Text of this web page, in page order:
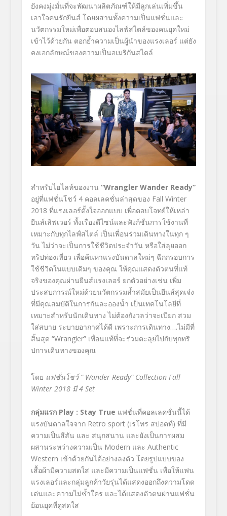
ยังคงมุ่งมั่นที่จะพัฒนาผลิตภัณฑ์ให้มีลูกเล่นเพิ่มขึ้น
เอาใจคนรักยีนส์ โดยผสานทั้งความเป็นแฟชั่นและ
นวัตกรรมใหม่เพื่อตอบสนองไลฟ์สไตล์ของคนยุคใหม่
เข้าไว้ด้วยกัน ตอกย้ำความเป็นผู้นำของแรงเลอร์ แต่ยัง
คงเอกลักษณ์ของความเป็นอเมริกันสไตล์
สำหรับไฮไลท์ของงาน “Wrangler Wander Ready”
อยู่ที่แฟชั่นโชว์ 4 คอลเลคชั่นล่าสุดของ Fall Winter
2018 ที่แรงเลอร์ตั้งใจออกแบบ เพื่อตอบโจทย์ให้เหล่า
ยีนส์เลิฟเวอร์ ทั้งเรื่องดีไซน์และฟังก์ชั่นการใช้งานที่
เหมาะกับทุกไลฟ์สไตล์ เป็นเพื่อนร่วมเดินทางในทุก ๆ
วัน ไม่ว่าจะเป็นการใช้ชีวิตประจำวัน หรือใส่ลุยออก
ทริปท่องเที่ยว เพื่อค้นหาแรงบันดาลใหม่ๆ ฉีกกรอบการ
ใช้ชีวิตในแบบเดิมๆ ของคุณ ให้คุณแสดงตัวตนที่แท้
จริงของคุณผ่านยีนส์แรงเลอร์ ยกตัวอย่างเช่น เพิ่ม
ประสบการณ์ใหม่ด้วยนวัตกรรมล้ำสมัยเป็นยีนส์สุดเจ๋ง
ที่มีคุณสมบัติในการกันละอองน้ำ เป็นเทคโนโลยีที่
เหมาะสำหรับนักเดินทาง ไม่ต้องกังวลว่าจะเปียก สวม
ใส่สบาย ระบายอากาศได้ดี เพราะการเดินทาง….ไม่มีที่
สิ้นสุด “Wrangler” เพื่อนแท้ที่จะร่วมตะลุยไปกับทุกทริ
ปการเดินทางของคุณ
โดย แฟชั่นโชว์ “ Wander Ready” Collection Fall
Winter 2018 มี4 Set
กลุ่มแรก Play : Stay True แฟชั่นที่คอลเลคชั่นนี้ได้
แรงบันดาลใจจาก Retro sport (เรโทร สปอตท์) ที่มี
ความเป็นสีสัน และ สนุกสนาน และยังเป็นการผสม
ผสานระหว่างความเป็น Modern และ Authentic
Western เข้าด้วยกันได้อย่างลงตัว โดยรูปแบบของ
เสื้อผ้ามีความสดใส และมีความเป็นแฟชั่น เพื่อให้แฟน
แรงเลอร์และกลุ่มลูกค้าวัยรุ่นได้แสดงออกถึงความโดด
เด่นและความไม่ซ้ำใคร และได้แสดงตัวตนผ่านแฟชั่น
ย้อนยุคที่ดูสดใส